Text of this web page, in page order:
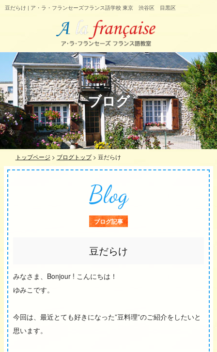
豆だらけ | ア・ラ・フランセーズフランス語学校 東京 渋谷区 目黒区
ブログ
トップページ > ブログトップ> 豆だらけ
Blog
ブログ記事
豆だらけ
みなさま、Bonjour ! こんにちは！
ゆみこです。
今回は、最近とても好きになった”豆料理”のご紹介をしたいと
思います。